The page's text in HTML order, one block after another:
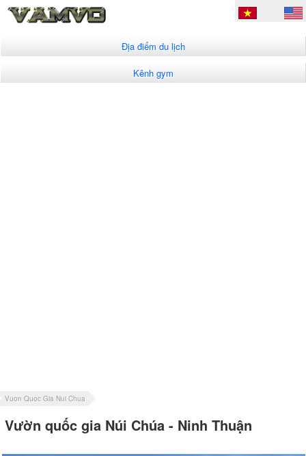
Địa điểm du lịch
Kênh gym
Vuon Quoc Gia Nui Chua
Vườn quốc gia Núi Chúa - Ninh Thuận